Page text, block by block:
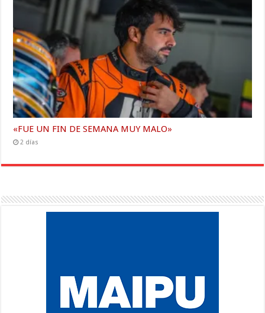
«FUE UN FIN DE SEMANA MUY MALO»
2 días